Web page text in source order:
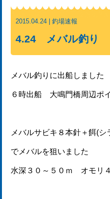
2015.04.24 | 釣場速報
4.24 メバル釣り
メバル釣りに出船しました
６時出船 大鳴門橋周辺ポ
メバルサビキ８本針＋餌(
でメバルを狙いました
水深３０～５０ｍ オモリ